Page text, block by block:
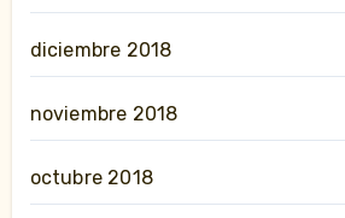
diciembre 2018
noviembre 2018
octubre 2018